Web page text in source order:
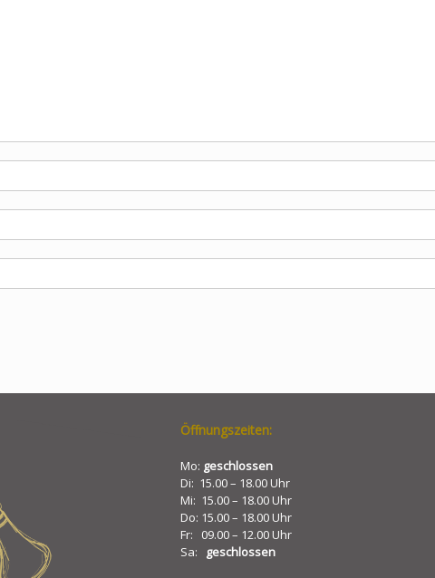
Öffnungszeiten:
Mo: geschlossen
Di: 15.00 – 18.00 Uhr
Mi: 15.00 – 18.00 Uhr
Do: 15.00 – 18.00 Uhr
Fr: 09.00 – 12.00 Uhr
Sa: geschlossen